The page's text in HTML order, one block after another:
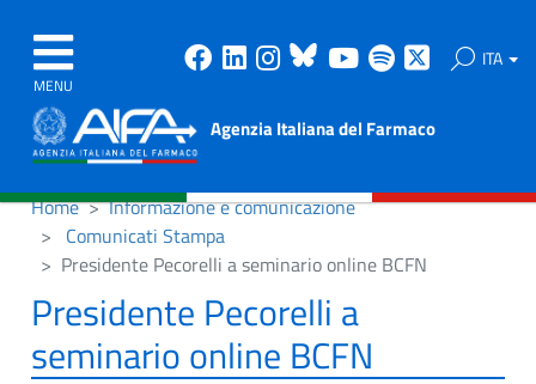
MENU
Facebook
Linkedin
Instagram
Bluesky
Youtube
Spotify ITA
Agenzia Italiana del Farmaco
Home
Informazione e comunicazione
Comunicati Stampa
Presidente Pecorelli a seminario online BCFN
Presidente Pecorelli a
seminario online BCFN